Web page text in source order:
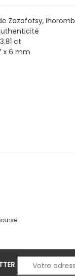
Zazafotsy,
ct
x 6 mm